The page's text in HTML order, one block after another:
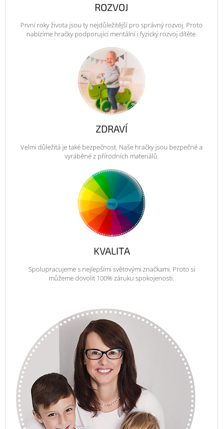
ROZVOJ
První roky života jsou ty nejdůležitější pro správný rozvoj. Proto
nabízíme hračky podporující mentální i fyzický rozvoj dítěte.
ZDRAVÍ
Velmi důležitá je také bezpečnost. Naše hračky jsou bezpečné a
vyráběné z přírodních materiálů.
KVALITA
Spolupracujeme s nejlepšími světovými značkami. Proto si
můžeme dovolit 100% záruku spokojenosti.